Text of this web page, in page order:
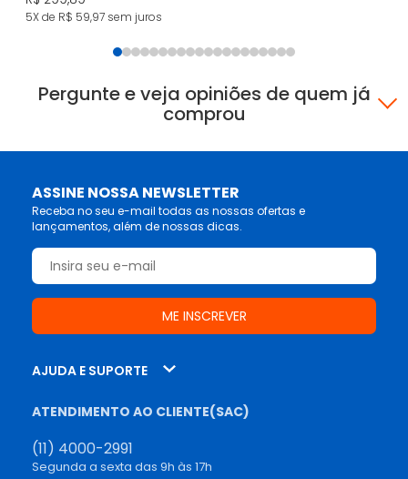
5X de R$ 59,97 sem juros
Pergunte e veja opiniões de quem já
comprou
ASSINE NOSSA NEWSLETTER
Receba no seu e-mail todas as nossas ofertas e
lançamentos, além de nossas dicas.
AJUDA E SUPORTE
ATENDIMENTO AO CLIENTE(SAC)
(11) 4000-2991
Segunda a sexta das 9h às 17h